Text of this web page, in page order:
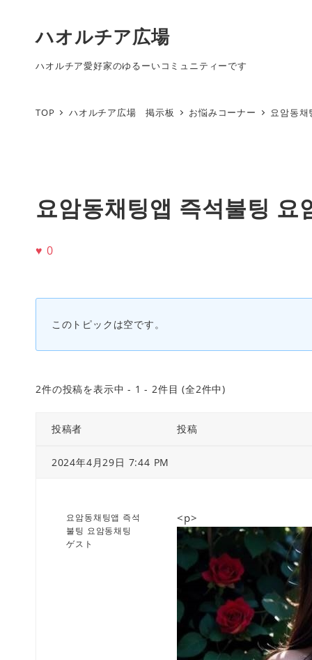
ハオルチア広場
ハオルチア愛好家のゆるーいコミュニティーです
TOP ハオルチア広場 掲示板 お悩みコーナー 요암동채
요암동채팅앱 즉석불팅 요
♥ 0
このトピックは空です。
2件の投稿を表示中 - 1 - 2件目 (全2件中)
投稿者 投稿
2024年4月29日 7:44 PM
요암동채팅앱 즉석
불팅 요암동채팅
ゲスト
<p>